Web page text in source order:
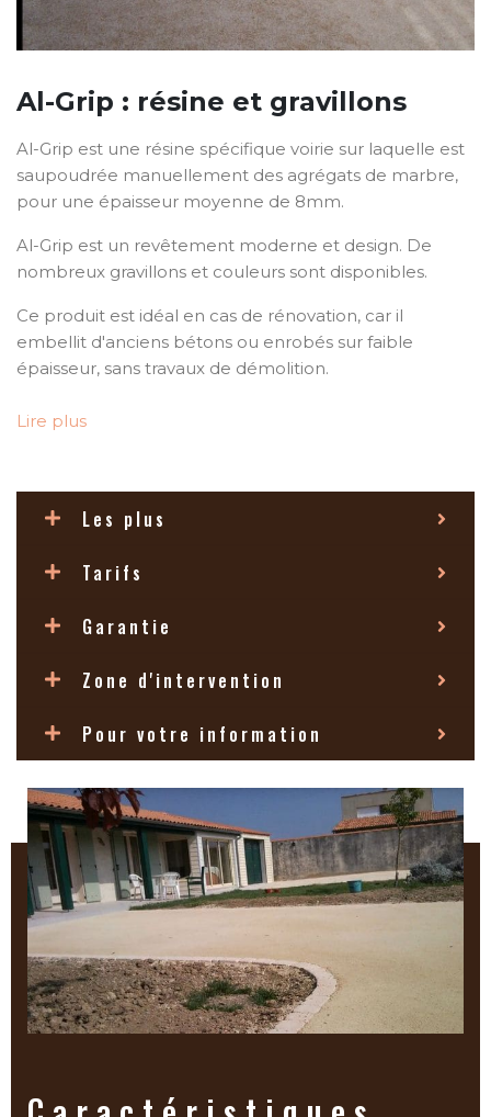
Al-Grip : résine et gravillons
Al-Grip est une résine spécifique voirie sur laquelle est
saupoudrée manuellement des agrégats de marbre,
pour une épaisseur moyenne de 8mm.
Al-Grip est un revêtement moderne et design. De
nombreux gravillons et couleurs sont disponibles.
Ce produit est idéal en cas de rénovation, car il
embellit d'anciens bétons ou enrobés sur faible
épaisseur, sans travaux de démolition.
Il s’applique sur des supports anciens mais sains et en
De plus, Al-Grip est solide, durable et carrossable VL.
C'est aussi un revêtement sécurisant car il est
parfaitement antidérapant.
pression suffit à laver cette résine.
Lire plus
Les plus
Tarifs
Garantie
Zone d'intervention
Pour votre information